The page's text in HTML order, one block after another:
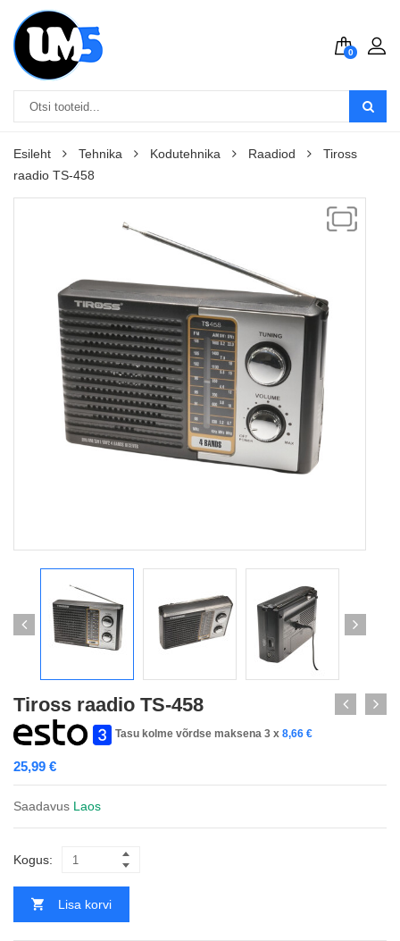
0
Esileht Tehnika Kodutehnika Raadiod
Tiross
raadio TS-458
Tiross raadio TS-458
Tasu kolme võrdse maksena 3 x 8,66 €
25,99 €
Saadavus Laos
Kogus:
Lisa korvi